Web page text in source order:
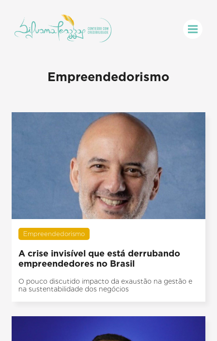
Empreendedorismo
Empreendedorismo
A crise invisível que está derrubando
empreendedores no Brasil
O pouco discutido impacto da exaustão na gestão e
na sustentabilidade dos negócios